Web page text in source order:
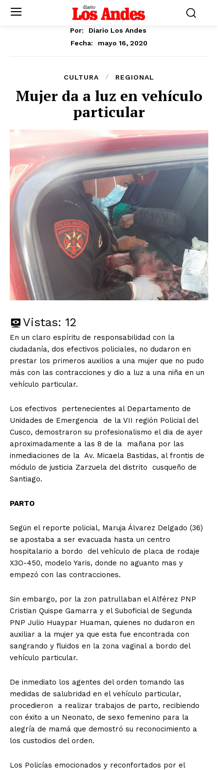
Por:
Diario Los Andes
Fecha:
mayo 16, 2020
CULTURA REGIONAL
Mujer da a luz en vehículo
particular
Vistas: 12
En un claro espíritu de responsabilidad con la
ciudadanía, dos efectivos policiales, no dudaron en
prestar los primeros auxilios a una mujer que no pudo
más con las contracciones y dio a luz a una niña en un
vehículo particular.
Los efectivos pertenecientes al Departamento de
Unidades de Emergencia de la VII región Policial del
Cusco, demostraron su profesionalismo el dia de ayer
aproximadamente a las 8 de la mañana por las
inmediaciones de la Av. Micaela Bastidas, al frontis de
módulo de justicia Zarzuela del distrito cusqueño de
Santiago.
PARTO
Según el reporte policial, Maruja Álvarez Delgado (36)
se apostaba a ser evacuada hasta un centro
hospitalario a bordo del vehículo de placa de rodaje
X3O-450, modelo Yaris, donde no aguanto mas y
empezó con las contracciones.
Sin embargo, por la zon patrullaban el Alférez PNP
Cristian Quispe Gamarra y el Suboficial de Segunda
PNP Julio Huaypar Huaman, quienes no dudaron en
auxiliar a la mujer ya que esta fue encontrada con
sangrando y fluidos en la zona vaginal a bordo del
vehículo particular.
De inmediato los agentes del orden tomando las
medidas de salubridad en el vehículo particular,
procedieron a realizar trabajos de parto, recibiendo
con éxito a un Neonato, de sexo femenino para la
alegría de mamá que demostró su reconocimiento a
los custodios del orden.
Los Policías emocionados y reconfortados por el